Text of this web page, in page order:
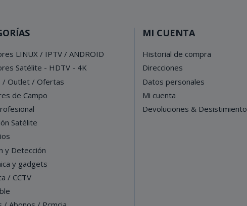
LINUX / IPTV / ANDROID
Satélite - HDTV - 4K
/ Outlet / Ofertas
de Campo
Satélite
y Detección
y gadgets
/ CCTV
MI CUENTA
Historial de compra
Direcciones
Datos personales
Mi cuenta
Devoluciones & Desistimiento